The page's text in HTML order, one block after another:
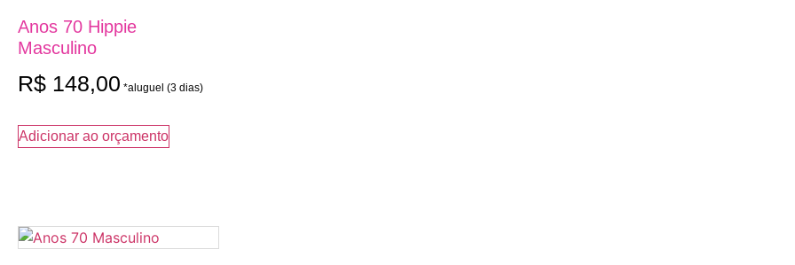
Anos 70 Hippie
Masculino
R$ 148,00
Adicionar ao orçamento